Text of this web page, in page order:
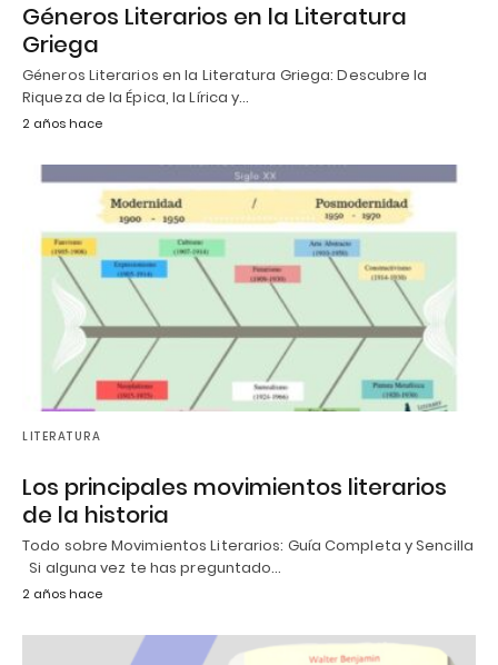
Géneros Literarios en la Literatura
Griega
Géneros Literarios en la Literatura Griega: Descubre la
Riqueza de la Épica, la Lírica y…
2 años hace
LITERATURA
Los principales movimientos literarios
de la historia
Todo sobre Movimientos Literarios: Guía Completa y Sencilla
Si alguna vez te has preguntado…
2 años hace